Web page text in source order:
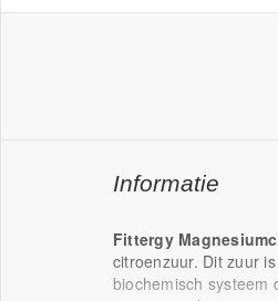
Informatie
Fittergy
citroenzuur. Dit zuur
biochemisch systeem